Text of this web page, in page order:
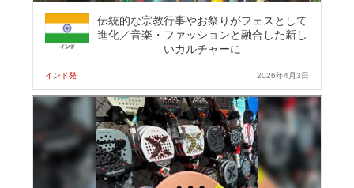
伝統的な宗教行事やお祭りがフェスとして
進化／音楽・ファッションと融合した新し
いカルチャーに
インド発 2026年4月3日